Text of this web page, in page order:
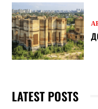
LATEST POSTS